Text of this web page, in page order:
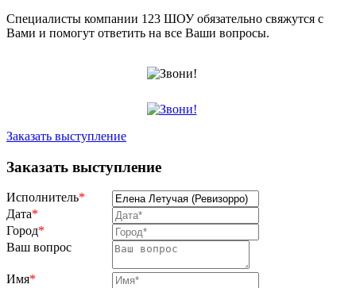
Специалисты компании 123 ШОУ обязательно свяжутся с
Вами и помогут ответить на все Ваши вопросы.
Заказать выступление
Заказать выступление
Исполнитель*
Дата*
Город*
Ваш вопрос
Имя*